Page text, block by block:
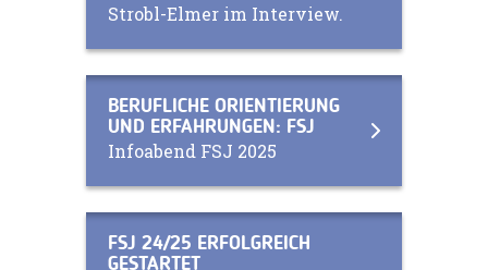
Strobl-Elmer im Interview.
BERUFLICHE ORIENTIERUNG
UND ERFAHRUNGEN: FSJ
Infoabend FSJ 2025
FSJ 24/25 ERFOLGREICH
GESTARTET